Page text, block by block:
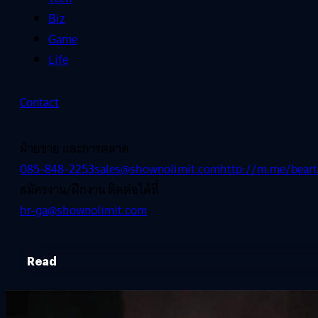
Biz
Game
Life
Contact
ฝ่ายขาย และการตลาด
085-848-2253sales@shownolimit.comhttp://m.me/
สมัครงาน/ฝึกงาน ติดต่อได้ที่
hr-ga@shownolimit.com
Read